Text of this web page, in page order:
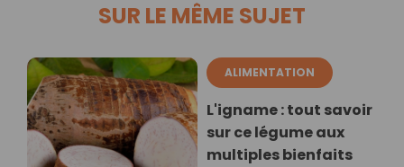
SUR LE MÊME SUJET
ALIMENTATION
L'igname : tout savoir
sur ce légume aux
multiples bienfaits